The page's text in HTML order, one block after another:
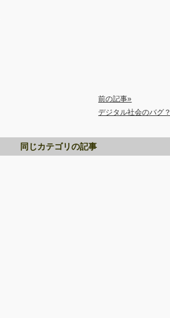
前の記事»
デジタル社会のバグ？
同じカテゴリの記事